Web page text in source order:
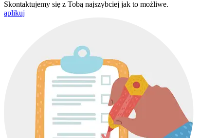
Skontaktujemy się z Tobą najszybciej jak to możliwe.
aplikuj